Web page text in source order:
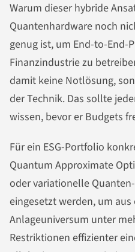
Warum dieser hybride
Quantenhardware noch
genug ist, um End-to-End-
Finanzindustrie zu
damit keine Notlösung,
der Technik. Das sollte
wissen, bevor er Budgets
Für ein ESG-Portfolio
Quantum Approximate
oder variationelle
eingesetzt werden, um
Anlageuniversum unter
Restriktionen effizienter